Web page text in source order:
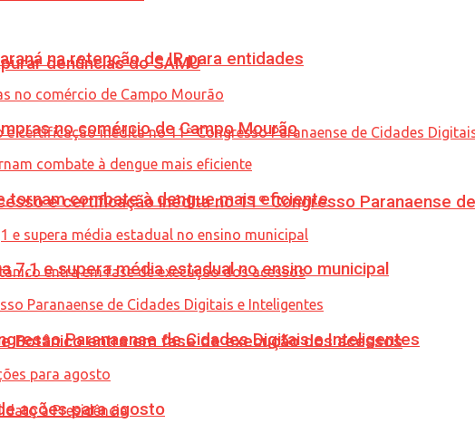
denúncias do SAMU
e certificação inédita no 11º Congresso Paranaense
Botânico entra em fase de execução dos acessos
na retenção de IR para entidades
no comércio de Campo Mourão
combate à dengue mais eficiente
7,1 e supera média estadual no ensino municipal
Paranaense de Cidades Digitais e Inteligentes
ações para agosto